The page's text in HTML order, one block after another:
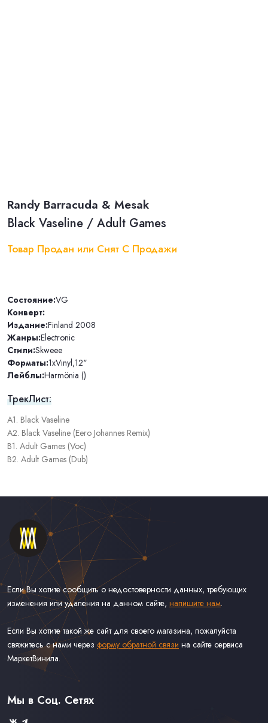
Randy Barracuda & Mesak
Black Vaseline / Adult Games
Товар Продан или Снят С Продажи
Состояние:VG
Конверт:
Издание:Finland 2008
Жанры:Electronic
Стили:Skweee
Форматы:1xVinyl,12"
Лейблы:Harmönia ()
ТрекЛист:
A1. Black Vaseline
A2. Black Vaseline (Eero Johannes Remix)
B1. Adult Games (Voc)
B2. Adult Games (Dub)
Если Вы хотите сообщить о недостоверности данных, требующих
изменения или удаления на данном сайте, напишите нам.
Если Вы хотите такой же сайт для своего магазина, пожалуйста
свяжитесь с нами через форму обратной связи на сайте сервиса
МаркетВинила.
Каталог Винила, CD и Кассет
Доставка и Оплата
Связаться С Нами
Мы в Соц. Сетях